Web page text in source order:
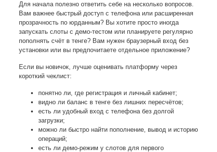
Для начала полезно ответить себе на несколько вопросов.
Вам важнее быстрый доступ с телефона или расширенная
прозрачность по юрданным? Вы хотите просто иногда
запускать слоты с демо-тестом или планируете регулярно
пополнять счёт в тенге? Вам нужен браузерный вход без
установки или вы предпочитаете отдельное приложение?
Если вы новичок, лучше оценивать платформу через
короткий чеклист:
понятно ли, где регистрация и личный кабинет;
видно ли баланс в тенге без лишних пересчётов;
есть ли удобный вход с телефона без долгой
загрузки;
можно ли быстро найти пополнение, вывод и историю
операций;
есть ли демо-режим у слотов для первого